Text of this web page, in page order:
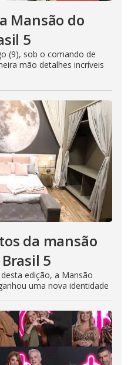
Mansão do
5
(9), sob o comando de
mão detalhes incríveis
da mansão
5
edição, a Mansão
uma nova identidade